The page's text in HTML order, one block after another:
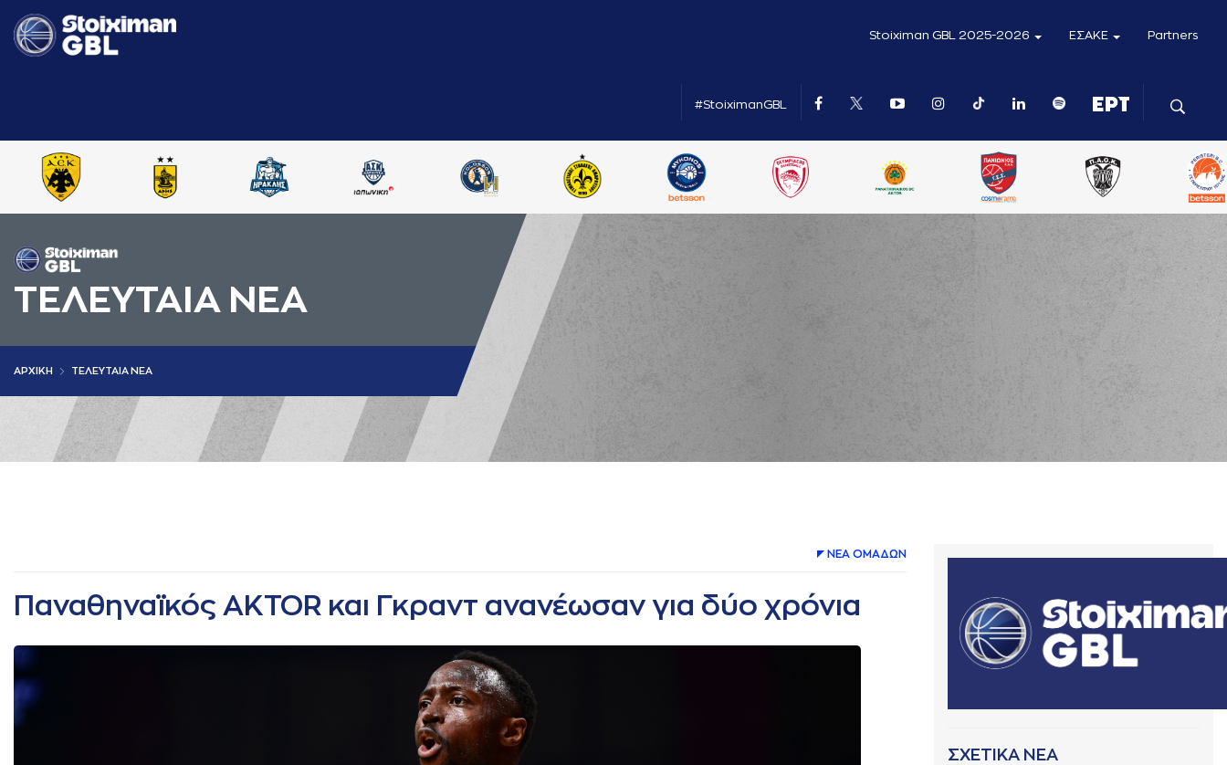
Stoiximan GBL 2025-2026 ΕΣΑΚΕ Partners
#StoiximanGBL
ΤΕΛΕΥΤΑΙΑ ΝΕΑ
AΡΧΙΚΗ ΤΕΛΕΥΤΑΙΑ ΝΕΑ
ΝΕA ΟΜAΔΩΝ
Παναθηναϊκός AKTOR και Γκραντ ανανέωσαν για δύο χρόνια
ΣΧΕΤΙΚΑ ΝΕΑ